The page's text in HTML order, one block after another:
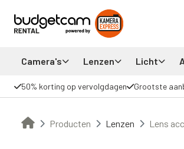
Camera's Lenzen Licht
50% korting op vervolgdagen Grootste
Producten Lenzen Lens